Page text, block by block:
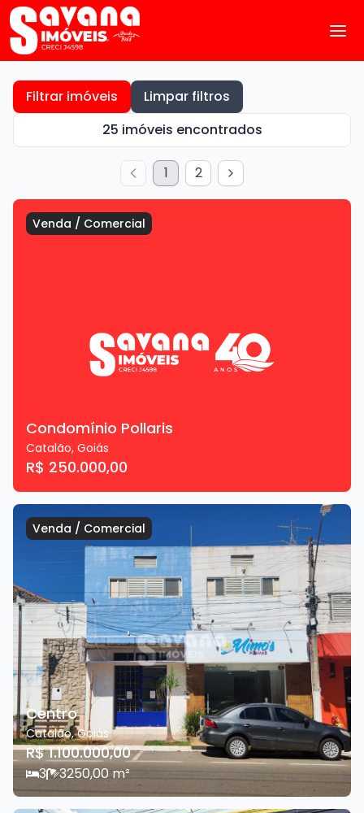
Filtrar imóveis
Limpar filtros
25 imóveis encontrados
1 2
Venda / Comercial
Condomínio Pollaris
Catalão, Goiás
R$ 250.000,00
Venda / Comercial
Centro
Catalão,Goiás
R$ 1.100.000,00
3 3250,00m²